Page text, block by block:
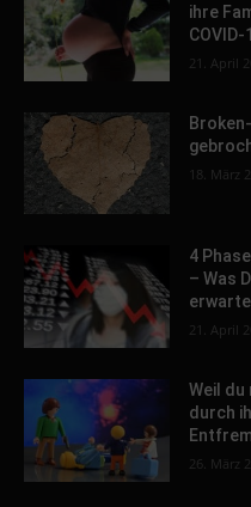
ihre
21. April
18. März
4
– Was
21. April
Weil du
durch
26. März